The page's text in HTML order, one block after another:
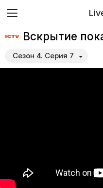
Вскрытие
Сезон 4. Серия 7